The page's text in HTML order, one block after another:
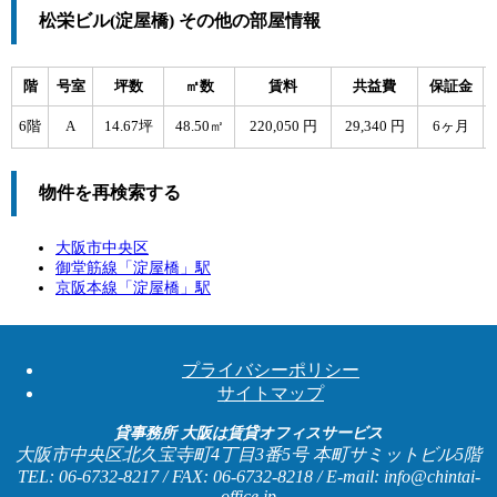
松栄ビル(淀屋橋) その他の部屋情報
階 号室 坪数 ㎡数 賃料 共益費 保証金
6階 A 14.67坪 48.50㎡ 220,050 円 29,340 円 6ヶ月
物件を再検索する
大阪市中央区
御堂筋線「 淀屋橋 」駅
京阪本線「 淀屋橋 」駅
プライバシーポリシー
サイトマップ
貸事務所 大阪は賃貸オフィスサービス
大阪市中央区北久宝寺町4丁目3番5号 本町サミットビル5階
TEL: 06-6732-8217 / FAX: 06-6732-8218 / E-mail: info@chintai-